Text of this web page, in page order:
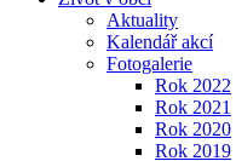
Aktuality
Kalendář akcí
Fotogalerie
Rok 2022
Rok 2021
Rok 2020
Rok 2019